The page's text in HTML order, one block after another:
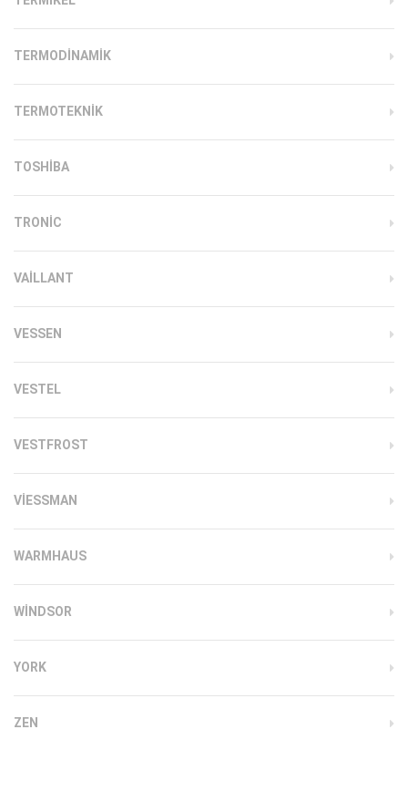
TERMODINAMIK
TERMOTEKNIK
TOSHIBA
TRONIC
VAILLANT
VESSEN
VESTEL
VESTFROST
VIESSMAN
WARMHAUS
WINDSOR
YORK
ZEN